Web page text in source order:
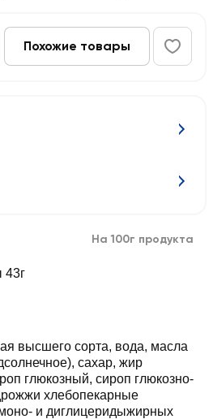
Похожие товары
На 100г продукта
43г
высшего сорта, вода, масла
сахар, жир
глюкозный, сироп глюкозно-
хлебопекарные
и диглицеридыжирных